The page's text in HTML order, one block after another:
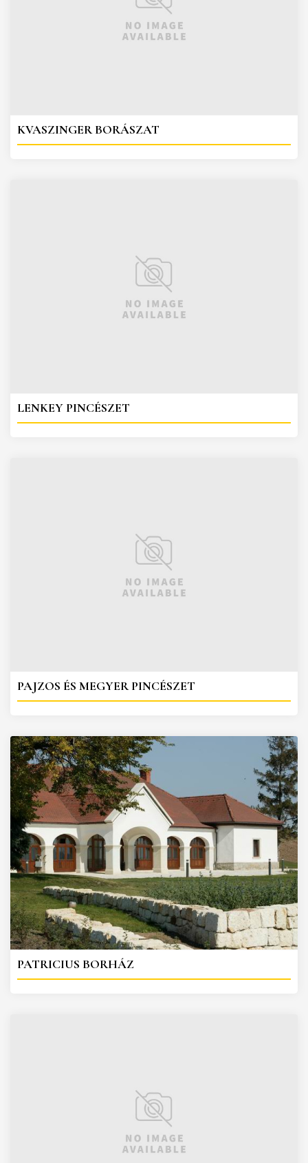
KVASZINGER BORÁSZAT
LENKEY PINCÉSZET
PAJZOS ÉS MEGYER PINCÉSZET
PATRICIUS BORHÁZ